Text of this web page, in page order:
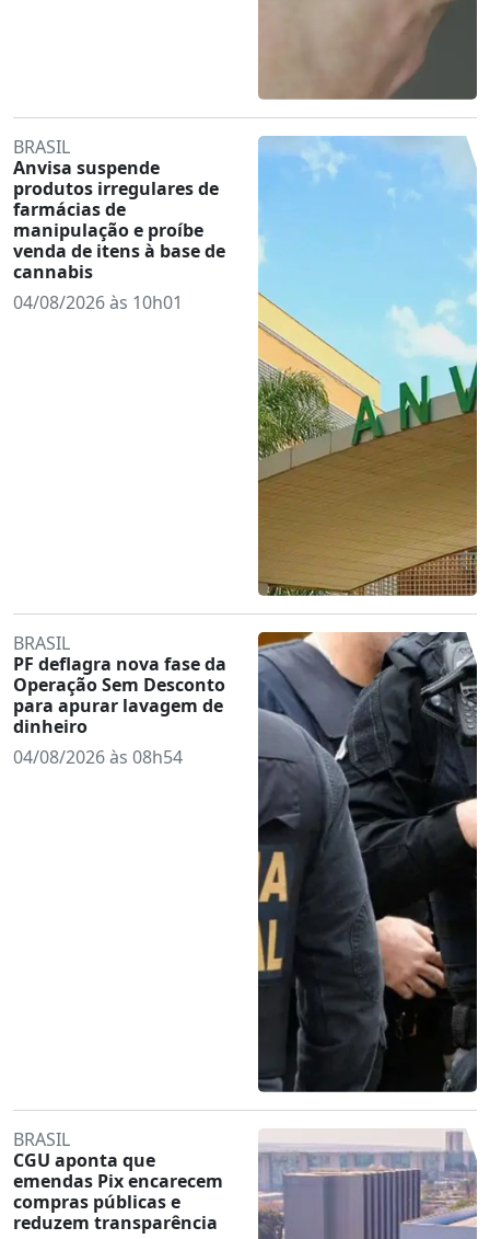
BRASIL
Anvisa suspende
produtos irregulares de
farmácias de
manipulação e proíbe
venda de itens à base de
cannabis
04/08/2026 às 10h01
BRASIL
PF deflagra nova fase da
Operação Sem Desconto
para apurar lavagem de
dinheiro
04/08/2026 às 08h54
BRASIL
CGU aponta que
emendas Pix encarecem
compras públicas e
reduzem transparência